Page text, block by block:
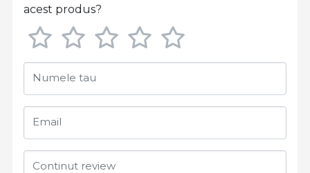
acest produs?
Numele tau
Email
Continut review